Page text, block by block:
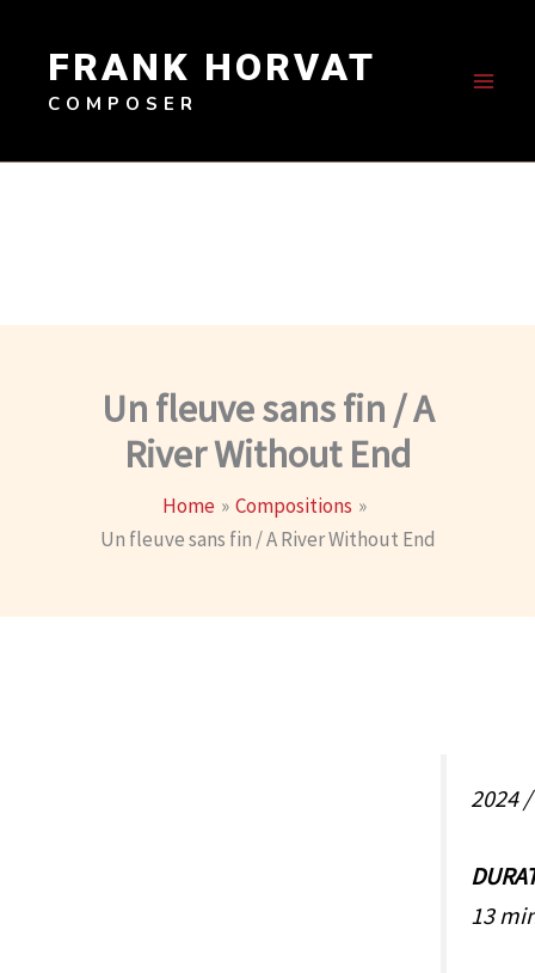
contentFRANK HORVAT
COMPOSER
Un fleuve sans fin / A
River Without End
Home
Compositions
Un fleuve sans fin / A River Without End
2024 /
13